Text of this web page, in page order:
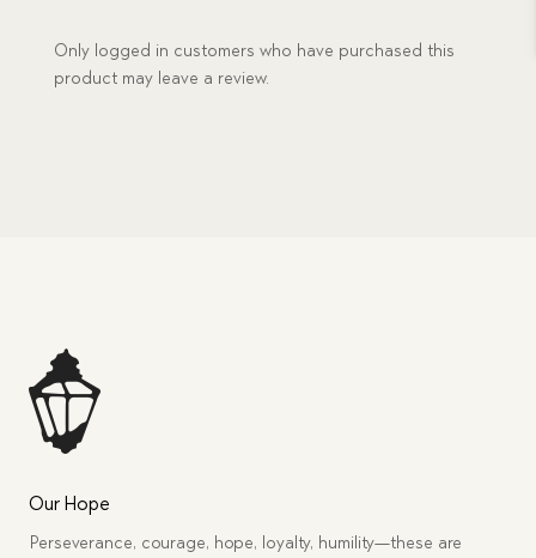
Only logged in customers who have purchased this
product may leave a review.
Our Hope
Perseverance, courage, hope, loyalty, humility—these are